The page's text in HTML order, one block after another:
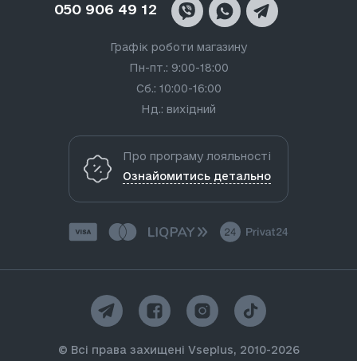
050 906 49 12
Графік роботи магазину
Пн-пт.: 9:00-18:00
Сб.: 10:00-16:00
Нд.: вихідний
Про програму лояльності
Ознайомитись детально
© Всі права захищені Vseplus, 2010-2026